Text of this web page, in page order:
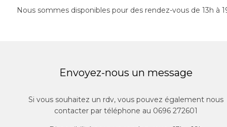
Nous sommes disponibles pour des rendez-vous de 13h à
Envoyez-nous un message
Si vous souhaitez un rdv, vous pouvez également nous
contacter par téléphone au 0696 272601